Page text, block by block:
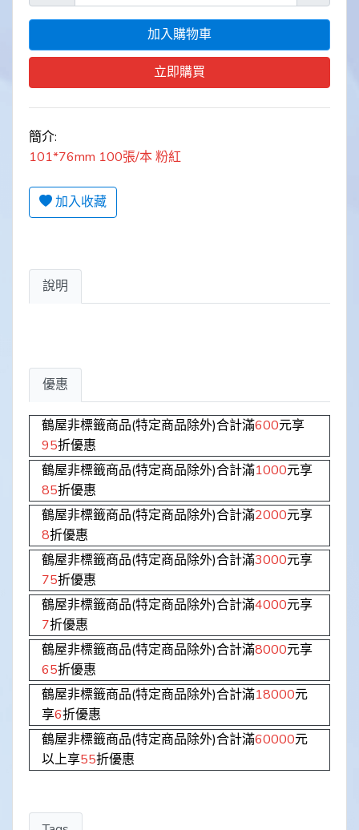
加入購物車
立即購買
簡介:
101*76mm 100張/本 粉紅
加入收藏
說明
優惠
鶴屋非標籤商品(特定商品除外)合計滿600元享
95折優惠
鶴屋非標籤商品(特定商品除外)合計滿1000元享
85折優惠
鶴屋非標籤商品(特定商品除外)合計滿2000元享
8折優惠
鶴屋非標籤商品(特定商品除外)合計滿3000元享
75折優惠
鶴屋非標籤商品(特定商品除外)合計滿4000元享
7折優惠
鶴屋非標籤商品(特定商品除外)合計滿8000元享
65折優惠
鶴屋非標籤商品(特定商品除外)合計滿18000元
享6折優惠
鶴屋非標籤商品(特定商品除外)合計滿60000元
以上享55折優惠